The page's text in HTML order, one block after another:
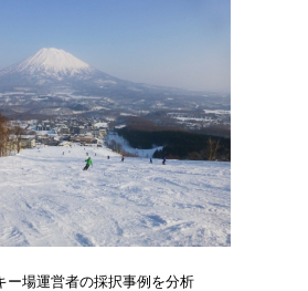
ー場運営者の採択事例を分析
ービス内容
ご質問
BLOG
NEWS